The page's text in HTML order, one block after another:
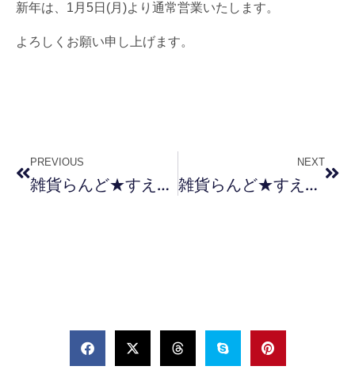
新年は、1月5日(月)より通常営業いたします。
よろしくお願い申し上げます。
PREVIOUS
雑貨らんど★すえたけ臨時休業のお知らせ
NEXT
雑貨らんど★すえたけ臨時休業のお知らせ